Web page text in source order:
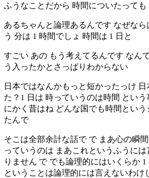
ふうなことだから 時間についたっても
あるちゃんと論理あるんです なぜなら
う 分は 1 時間でしょ 時間は 1 日と
すごい あの もう考えてるんです なん
う入ったかとさっぱりわからない
日本ではなんかもっと短かったっけ
た？1 日は 時っていうのは時間 という
にかく昔はね どんな国でも時間とい
たんで
そこは全部余計な話で で まあ心の瞬
っていうのは まあこれというふうに
りません で でも論理的にはいくらか
ということは論理的には言えないわけ